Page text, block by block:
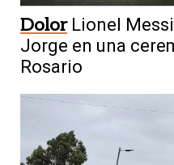
Dolor Lionel
Jorge en una
Rosario